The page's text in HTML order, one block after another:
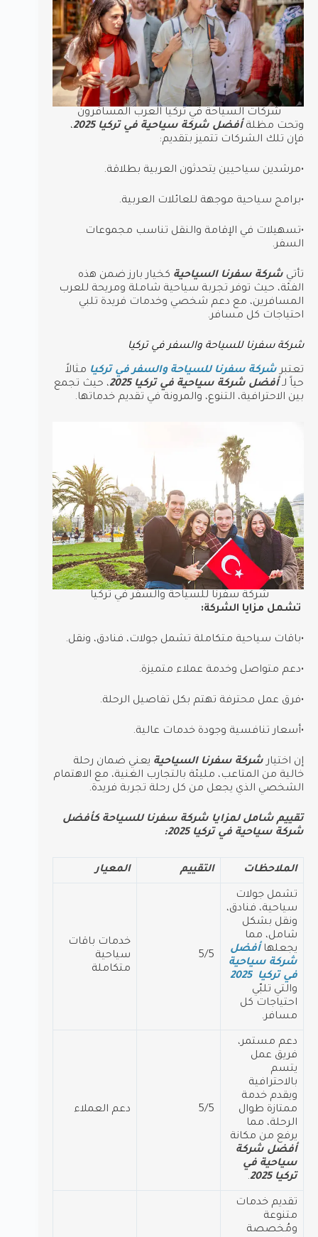
شركات السياحة في تركيا العرب المسافرون
وتحت مظلةأفضل شركة سياحية في تركيا 2025
،
فإن تلك الشركات تتميز بتقديم:
•مرشدين سياحيين يتحدثون العربية بطلاقة.
•برامج سياحية موجهة للعائلات العربية.
•تسهيلات في الإقامة والنقل تناسب مجموعات
السفر.
تأتي شركة سفرنا السياحية كخيار بارز ضمن هذه
الفئة، حيث توفر تجربة سياحية شاملة ومريحة للعرب
المسافرين، مع دعم شخصي وخدمات فريدة تلبي
احتياجات كل مسافر.
شركة سفرنا للسياحة والسفر في تركيا
تعتبرشركة سفرنا للسياحة والسفر في تركيا مثالاً
حياً لـأفضل شركة سياحية في تركيا 2025
، حيث تجمع
بين الاحترافية، التنوع، والمرونة في تقديم خدماتها.
شركة سفرنا للسياحة والسفر في تركيا
تشمل مزايا الشركة:
•باقات سياحية متكاملة تشمل جولات، فنادق، ونقل.
•دعم متواصل وخدمة عملاء متميزة.
•فرق عمل محترفة تهتم بكل تفاصيل الرحلة.
•أسعار تنافسية وجودة خدمات عالية.
إن اختيارشركة سفرنا السياحية يعني ضمان رحلة
خالية من المتاعب، مليئة بالتجارب الغنية، مع الاهتمام
الشخصي الذي يجعل من كل رحلة تجربة فريدة.
تقييم شامل لمزايا شركة سفرنا للسياحة كأفضل
شركة سياحية في تركيا 2025:
الملاحظات التقييم المعيار
تشمل جولات
سياحية، فنادق،
ونقل بشكل
شامل، مما
يجعلها أفضل
شركة سياحية
في تركيا 2025
والتي تلبّي
احتياجات كل
مسافر.
5/5
خدمات باقات
سياحية
متكاملة
دعم مستمر،
فريق عمل
يتسم
بالاحترافية
ويقدم خدمة
ممتازة طوال
الرحلة، مما
يرفع من مكانة
أفضل شركة
سياحية في
تركيا 2025
.
5/5 دعم العملاء
تقديم خدمات
متنوعة
ومُخصصة